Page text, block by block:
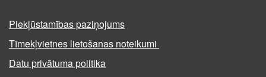
Piekļūstamības paziņojums
Tīmekļvietnes lietošanas noteikumi
Datu privātuma politika